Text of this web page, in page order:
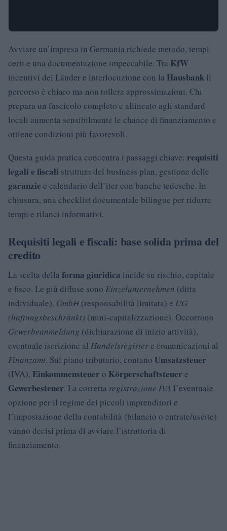
Avviare un’impresa in Germania richiede metodo, tempi
certi e una documentazione impeccabile. Tra KfW
incentivi dei Länder e interlocuzione con la Hausbank il
percorso è chiaro ma non tollera approssimazioni. Chi
prepara un fascicolo completo e allineato agli standard
locali aumenta sensibilmente le chance di finanziamento e
ottiene condizioni più favorevoli.
Questa guida pratica concentra i passaggi chiave: requisiti
legali e fiscali struttura del business plan, gestione delle
garanzie e calendario dell’iter con banche tedesche. In
chiusura, una checklist documentale bilingue per ridurre
tempi e rilanci informativi.
Requisiti legali e fiscali: base solida prima del
credito
La scelta della forma giuridica incide su rischio, capitale
e fisco. Le più diffuse sono Einzelunternehmen (ditta
individuale), GmbH(responsabilità limitata) e UG
(haftungsbeschränkt) (mini-capitalizzazione). Occorrono
Gewerbeanmeldung (dichiarazione di inizio attività),
eventuale iscrizione al Handelsregistere comunicazioni al
Finanzamt. Sul piano tributario, contano Umsatzsteuer
(IVA), Einkommensteuer o Körperschaftsteuer e
Gewerbesteuer. La corretta registrazione IVA l’eventuale
opzione per il regime dei piccoli imprenditori e
l’impostazione della contabilità (bilancio o entrate/uscite)
vanno decisi prima di avviare l’istruttoria di
finanziamento.